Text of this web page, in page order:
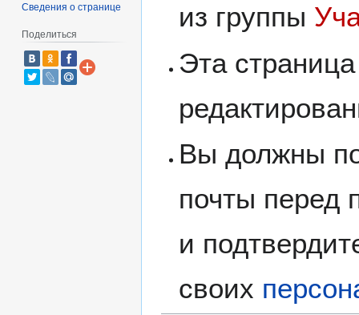
из группы
Эта
Вы должны
почты перед
и
своих
Сведения о странице
Поделиться